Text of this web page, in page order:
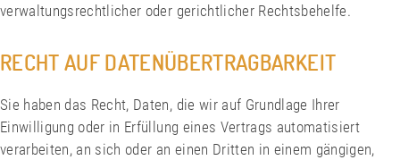
verwaltungsrechtlicher oder gerichtlicher Rechtsbehelfe.
RECHT AUF DATENÜBERTRAGBARKEIT
Sie haben das Recht, Daten, die wir auf Grundlage Ihrer
Einwilligung oder in Erfüllung eines Vertrags automatisiert
verarbeiten, an sich oder an einen Dritten in einem gängigen,